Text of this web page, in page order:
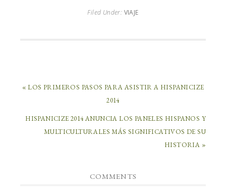
Filed Under: VIAJE
« LOS PRIMEROS PASOS PARA ASISTIR A HISPANICIZE
2014
HISPANICIZE 2014 ANUNCIA LOS PANELES HISPANOS Y
MULTICULTURALES MÁS SIGNIFICATIVOS DE SU
HISTORIA »
COMMENTS